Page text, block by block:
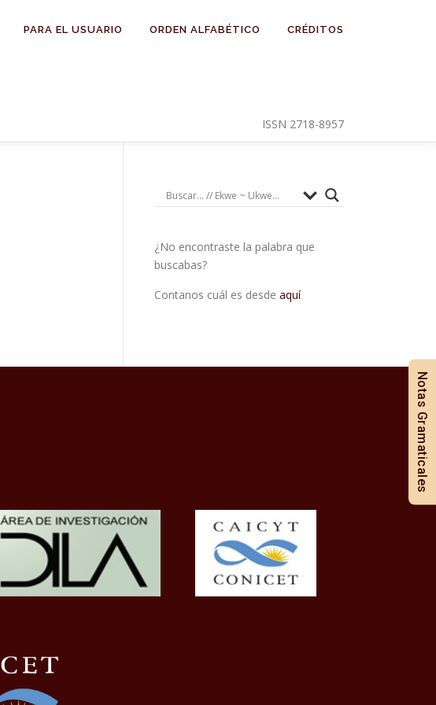
PARA EL USUARIO ORDEN ALFABÉTICO CRÉDITOS
ISSN 2718-8957
¿No encontraste la palabra que
buscabas?
Contanos cuál es desde aquí
Notas Gramaticales